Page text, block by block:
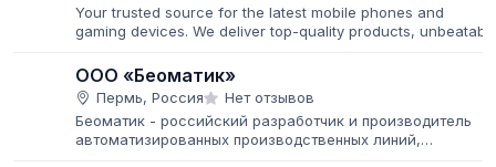
Your trusted source for the latest mobile phones and
gaming devices. We deliver top-quality products,
ООО «Беоматик»
Пермь, Россия
Нет отзывов
Беоматик - российский разработчик и производитель
автоматизированных производственных линий,